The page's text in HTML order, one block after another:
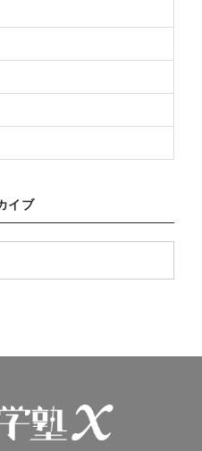
イブ